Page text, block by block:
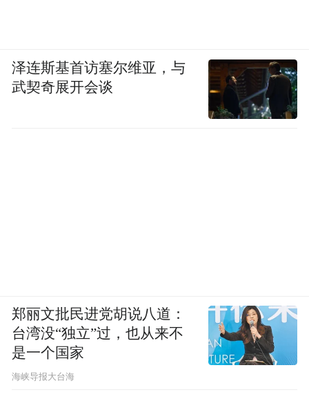
泽连斯基首访塞尔维亚，与
武契奇展开会谈
郑丽文批民进党胡说八道：
台湾没“独立”过，也从来不
是一个国家
​海峡导报大台海